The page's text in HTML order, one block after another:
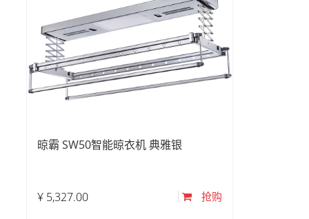
晾霸 SW50智能晾衣机 典雅银
¥ 5,327.00 抢购